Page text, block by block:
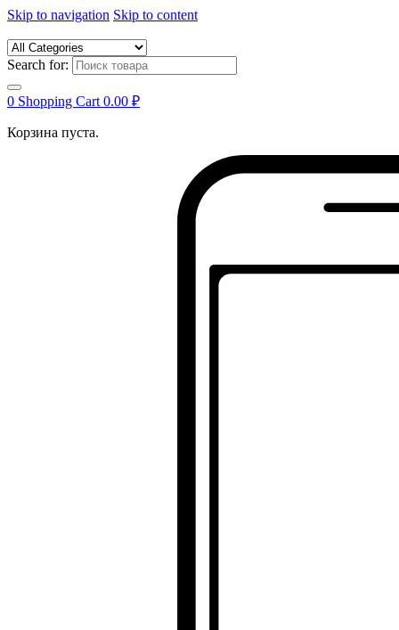
Skip to navigation Skip to content
Search for:
0 Shopping Cart 0.00 ₽
Корзина пуста.